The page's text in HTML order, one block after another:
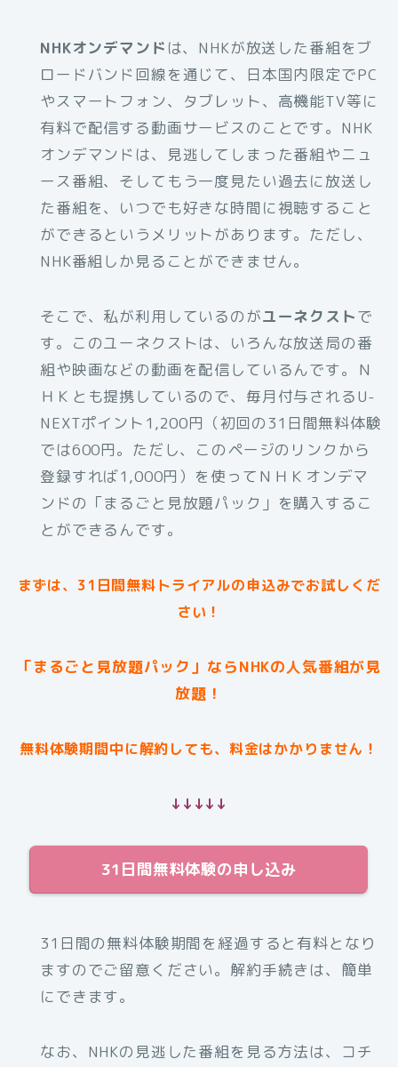
NHKオンデマンド は、NHKが放送した番組をブ
ロードバンド回線を通じて、日本国内限定でPC
やスマートフォン、タブレット、高機能TV等に
有料で配信する動画サービスのことです。NHK
オンデマンドは、見逃してしまった番組やニュ
ース番組、そしてもう一度見たい過去に放送し
た番組を、いつでも好きな時間に視聴すること
ができるというメリットがあります。ただし、
NHK番組しか見ることができません。
そこで、私が利用しているのがユーネクストで
す。このユーネクストは、いろんな放送局の番
組や映画などの動画を配信しているんです。Ｎ
ＨＫとも提携しているので、毎月付与されるU-
NEXTポイント1,200円（初回の31日間無料体験
では600円。ただし、このページのリンクから
登録すれば1,000円）を使ってＮＨＫオンデマ
ンドの「まるごと見放題パック」を購入するこ
とができるんです。
まずは、31日間無料トライアルの申込みでお試しくだ
さい！
「まるごと見放題パック」ならNHKの人気番組が見
放題！
無料体験期間中に解約しても、料金はかかりません！
↓↓↓↓↓
31日間無料体験の申し込み
31日間の無料体験期間を経過すると有料となり
ますのでご留意ください。解約手続きは、簡単
にできます。
なお、NHKの見逃した番組を見る方法は、コチ